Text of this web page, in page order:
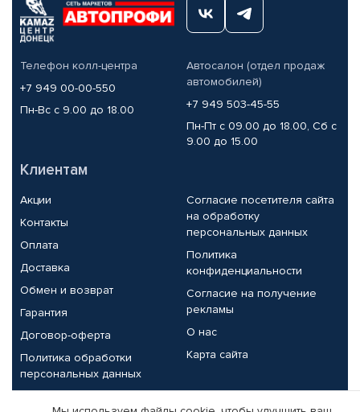
Телефон колл-центра
+7 949 00-00-550
Пн-Вс с 9.00 до 18.00
Автосалон (отдел продаж
автомобилей)
+7 949 503-45-55
Пн-Пт с 09.00 до 18.00, Сб с
9.00 до 15.00
Клиентам
Акции
Контакты
Оплата
Доставка
Обмен и возврат
Гарантия
Договор-оферта
Политика обработки
персональных данных
Согласие посетителя сайта
на обработку
персональных данных
Политика
конфиденциальности
Согласие на получение
рекламы
О нас
Карта сайта